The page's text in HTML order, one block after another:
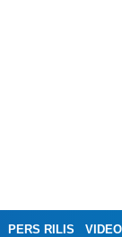
PERS RILIS VIDEO